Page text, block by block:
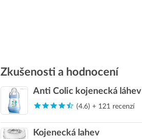
Zkušenosti a hodnocení
Anti Colic kojenecká láhev
(4.6) + 121 recenzí
Kojenecká lahev